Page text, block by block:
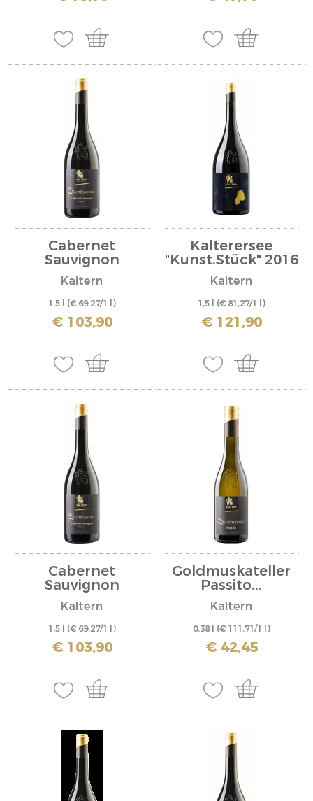
Cabernet
Sauvignon
Riserva...
Kaltern
1,5 l (€ 69,27/1 l)
inkl. MwSt. zzgl. Versandkosten
€ 103,90
Kalterersee
"Kunst.Stück" 2016
Kaltern
1,5 l (€ 81,27/1 l)
inkl. MwSt. zzgl. Versandkosten
€ 121,90
Cabernet
Sauvignon
Riserva...
Kaltern
1,5 l (€ 69,27/1 l)
inkl. MwSt. zzgl. Versandkosten
€ 103,90
Goldmuskateller
Passito...
Kaltern
0,38 l (€ 111,71/1 l)
inkl. MwSt. zzgl. Versandkosten
€ 42,45